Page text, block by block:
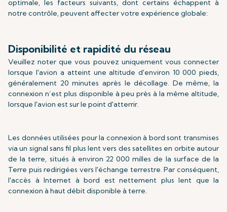
optimale, les facteurs suivants, dont certains échappent à
notre contrôle, peuvent affecter votre expérience globale:
Disponibilité et rapidité du réseau
Veuillez noter que vous pouvez uniquement vous connecter
lorsque l'avion a atteint une altitude d'environ 10 000 pieds,
généralement 20 minutes après le décollage. De même, la
connexion n’est plus disponible à peu près à la même altitude,
lorsque l'avion est sur le point d'atterrir.
Les données utilisées pour la connexion à bord sont transmises
via un signal sans fil plus lent vers des satellites en orbite autour
de la terre, situés à environ 22 000 milles de la surface de la
Terre puis redirigées vers l'échange terrestre. Par conséquent,
l'accès à Internet à bord est nettement plus lent que la
connexion à haut débit disponible à terre.